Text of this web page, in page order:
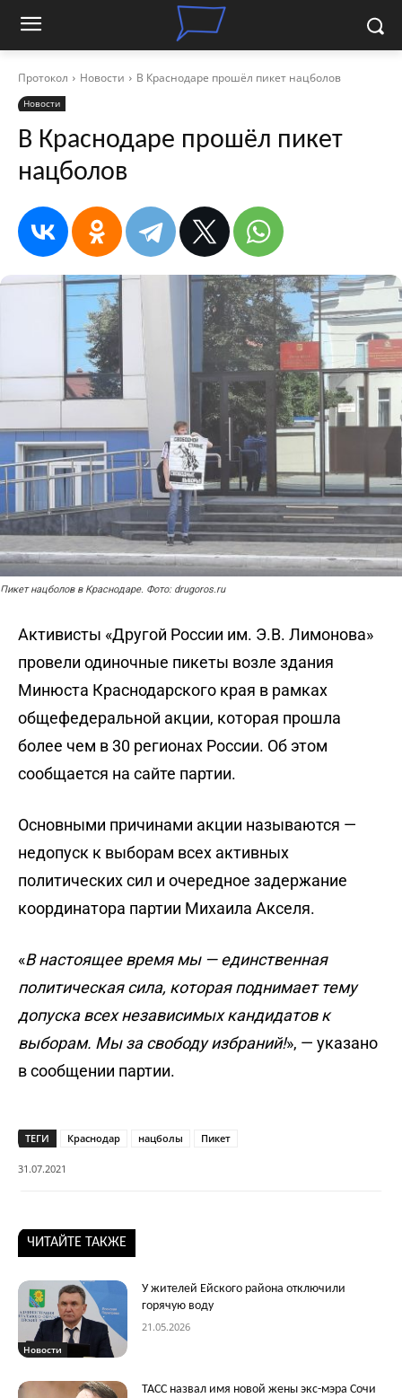
Протокол Новости В Краснодаре прошёл пикет нацболов
Новости
В Краснодаре прошёл пикет
нацболов
Пикет нацболов в Краснодаре. Фото: drugoros.ru
Активисты «Другой России им. Э.В. Лимонова»
провели одиночные пикеты возле здания
Минюста Краснодарского края в рамках
общефедеральной акции, которая прошла
более чем в 30 регионах России. Об этом
сообщается на сайте партии.
Основными причинами акции называются —
недопуск к выборам всех активных
политических сил и очередное задержание
координатора партии Михаила Акселя.
«В настоящее время мы — единственная
политическая сила, которая поднимает тему
допуска всех независимых кандидатов к
выборам. Мы за свободу избраний!», — указано
в сообщении партии.
ТЕГИ Краснодар нацболы Пикет
31.07.2021
ЧИТАЙТЕ ТАКЖЕ
Новости
У жителей Ейского района отключили
горячую воду
21.05.2026
ТАСС назвал имя новой жены экс-мэра Сочи